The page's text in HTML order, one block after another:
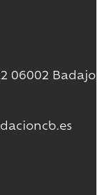
06002 Badajoz